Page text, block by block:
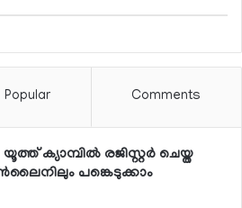
Popular Comments
ക്യാമ്പില്‍ രജിസ്റ്റര്‍ ചെയ്ത
പങ്കെടുക്കാം